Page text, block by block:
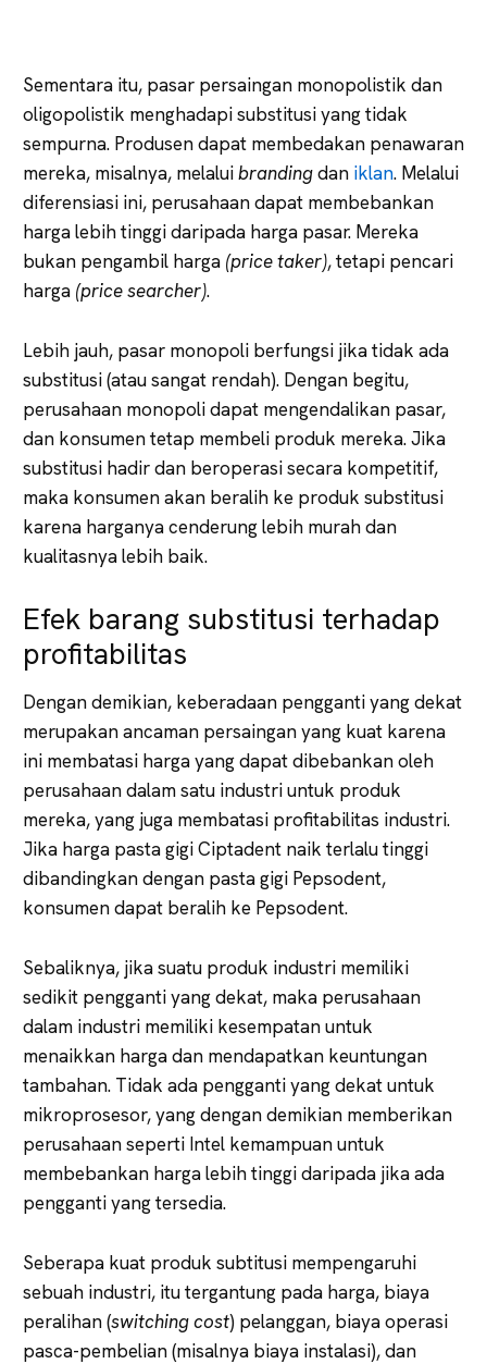
Sementara itu, pasar persaingan monopolistik dan
oligopolistik menghadapi substitusi yang tidak
sempurna. Produsen dapat membedakan penawaran
mereka, misalnya, melaluibrandingdan iklan. Melalui
diferensiasi ini, perusahaan dapat membebankan
harga lebih tinggi daripada harga pasar. Mereka
bukan pengambil harga (price taker), tetapi pencari
harga (price searcher).
Lebih jauh, pasar monopoli berfungsi jika tidak ada
substitusi (atau sangat rendah). Dengan begitu,
perusahaan monopoli dapat mengendalikan pasar,
dan konsumen tetap membeli produk mereka. Jika
substitusi hadir dan beroperasi secara kompetitif,
maka konsumen akan beralih ke produk substitusi
karena harganya cenderung lebih murah dan
kualitasnya lebih baik.
Efek barang substitusi terhadap
profitabilitas
Dengan demikian, keberadaan pengganti yang dekat
merupakan ancaman persaingan yang kuat karena
ini membatasi harga yang dapat dibebankan oleh
perusahaan dalam satu industri untuk produk
mereka, yang juga membatasi profitabilitas industri.
Jika harga pasta gigi Ciptadent naik terlalu tinggi
dibandingkan dengan pasta gigi Pepsodent,
konsumen dapat beralih ke Pepsodent.
Sebaliknya, jika suatu produk industri memiliki
sedikit pengganti yang dekat, maka perusahaan
dalam industri memiliki kesempatan untuk
menaikkan harga dan mendapatkan keuntungan
tambahan. Tidak ada pengganti yang dekat untuk
mikroprosesor, yang dengan demikian memberikan
perusahaan seperti Intel kemampuan untuk
membebankan harga lebih tinggi daripada jika ada
pengganti yang tersedia.
Seberapa kuat produk subtitusi mempengaruhi
sebuah industri, itu tergantung pada harga, biaya
peralihan (switching cost) pelanggan, biaya operasi
pasca-pembelian (misalnya biaya instalasi), dan